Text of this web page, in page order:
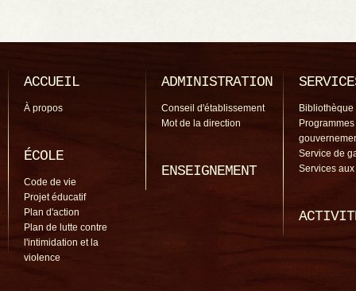
ACCUEIL
À propos
ÉCOLE
Code de vie
Projet éducatif
Plan d'action
Plan de lutte contre
l'intimidation et la
violence
ADMINISTRATION
Conseil d'établissement
Mot de la direction
ENSEIGNEMENT
Bibliothèque
Programmes
Service de
Services